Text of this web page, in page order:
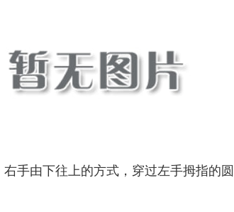
右手由下往上的方式，穿过左手拇指的